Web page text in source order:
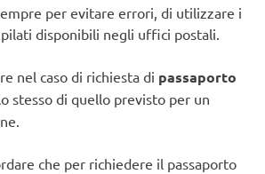
per evitare errori, di utilizzare i
disponibili negli uffici postali.
nel caso di richiesta di passaporto
stesso di quello previsto per un
che per richiedere il passaporto